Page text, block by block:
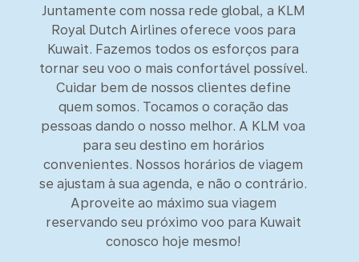
Juntamente com nossa rede global, a KLM
Royal Dutch Airlines oferece voos para
Kuwait. Fazemos todos os esforços para
tornar seu voo o mais confortável possível.
Cuidar bem de nossos clientes define
quem somos. Tocamos o coração das
pessoas dando o nosso melhor. A KLM voa
para seu destino em horários
convenientes. Nossos horários de viagem
se ajustam à sua agenda, e não o contrário.
Aproveite ao máximo sua viagem
reservando seu próximo voo para Kuwait
conosco hoje mesmo!